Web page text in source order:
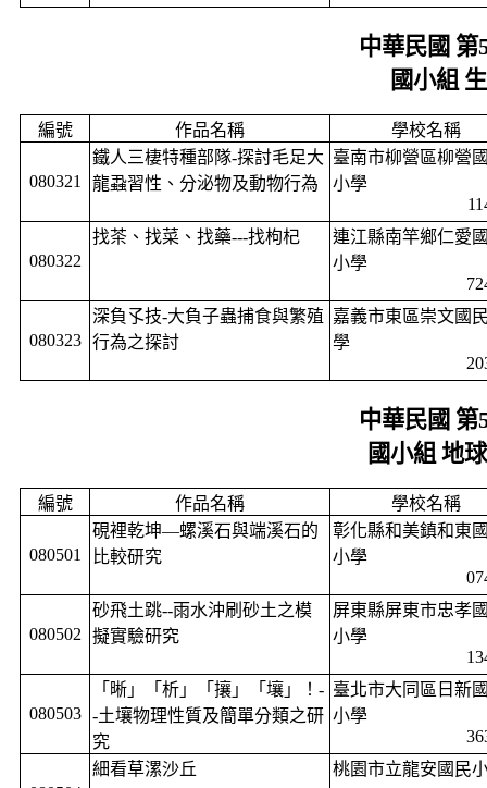
中華民國 第
國小組
編號 作品名稱 學校名稱
080321
鐵人三棲特種部隊-探討毛足大
龍蝨習性、分泌物及動物行為
臺南市柳營區柳營
小學
080322
找茶、找菜、找藥---找枸杞
連江縣南竿鄉仁愛
小學
080323
深負孓技-大負子蟲捕食與繁殖
行為之探討
嘉義市東區崇文國
學
中華民國 第
國小組 地
編號 作品名稱 學校名稱
080501
硯裡乾坤—螺溪石與端溪石的
比較研究
彰化縣和美鎮和東
小學
080502
砂飛土跳--雨水沖刷砂土之模
擬實驗研究
屏東縣屏東市忠孝
小學
080503
「晰」「析」「攘」「壤」！ -
-土壤物理性質及簡單分類之研
究
臺北市大同區日新
小學
細看草漯沙丘 桃園市立龍安國民